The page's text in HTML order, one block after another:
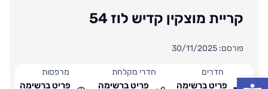
פתח סרגל נגישות
קריית מוצקין קדיש לוז 54
פורסם: 30/11/2025
חדרים
פריט ברשימה
חדרי מקלחת
פריט ברשימה
מרפסות
פריט ברשימה